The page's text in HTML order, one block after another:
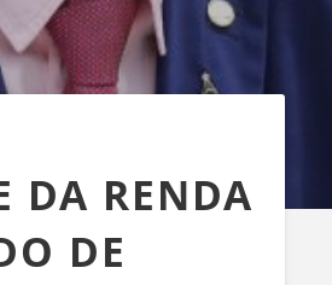
DA RENDA
DE